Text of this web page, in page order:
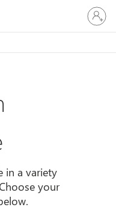
Sign
in
to
account
in a variety
your